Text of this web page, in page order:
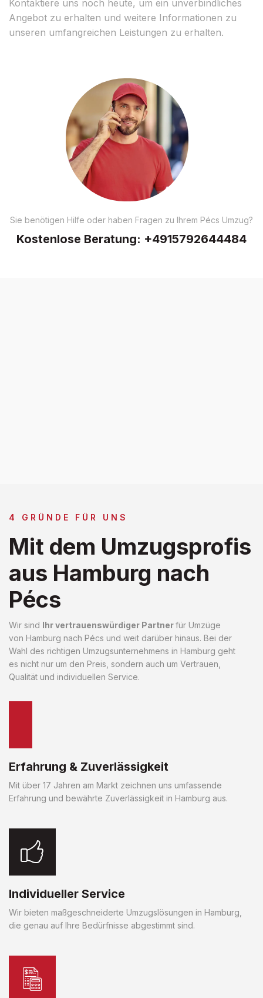
Kontaktiere uns noch heute, um ein unverbindliches
Angebot zu erhalten und weitere Informationen zu
unseren umfangreichen Leistungen zu erhalten.
Sie benötigen Hilfe oder haben Fragen zu Ihrem Pécs Umzug?
Kostenlose Beratung: +4915792644484
4 GRÜNDE FÜR UNS
Mit dem Umzugsprofis
aus Hamburg nach
Pécs
Wir sind Ihr vertrauenswürdiger Partnerfür Umzüge
von Hamburg nach Pécs und weit darüber hinaus. Bei der
Wahl des richtigen Umzugsunternehmens in Hamburg geht
es nicht nur um den Preis, sondern auch um Vertrauen,
Qualität und individuellen Service.
Erfahrung & Zuverlässigkeit
Mit über 17 Jahren am Markt zeichnen uns umfassende
Erfahrung und bewährte Zuverlässigkeit in Hamburg aus.
Individueller Service
Wir bieten maßgeschneiderte Umzugslösungen in Hamburg,
die genau auf Ihre Bedürfnisse abgestimmt sind.